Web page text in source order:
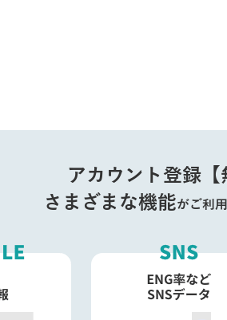
アカウント登録【
さまざまな機能がご利